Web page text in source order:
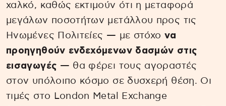
χαλκό, καθώς εκτιμούν ότι η μεταφορά
μεγάλων ποσοτήτων μετάλλου προς τις
Ηνωμένες Πολιτείες — με στόχο να
προηγηθούν ενδεχόμενων δασμών στις
εισαγωγές — θα φέρει τους αγοραστές
στον υπόλοιπο κόσμο σε δυσχερή θέση. Οι
τιμές στο London Metal Exchange